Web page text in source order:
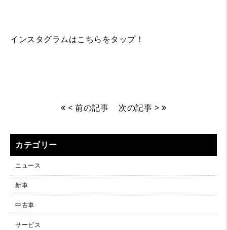
インスタグラムはこちらをタップ！
< 前の記事 次の記事 >
カテゴリー
ニュース
新車
中古車
サービス